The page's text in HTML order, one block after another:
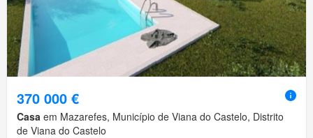
370 000 €
Casa em Mazarefes, Município de Viana do Castelo, Distrito
de Viana do Castelo